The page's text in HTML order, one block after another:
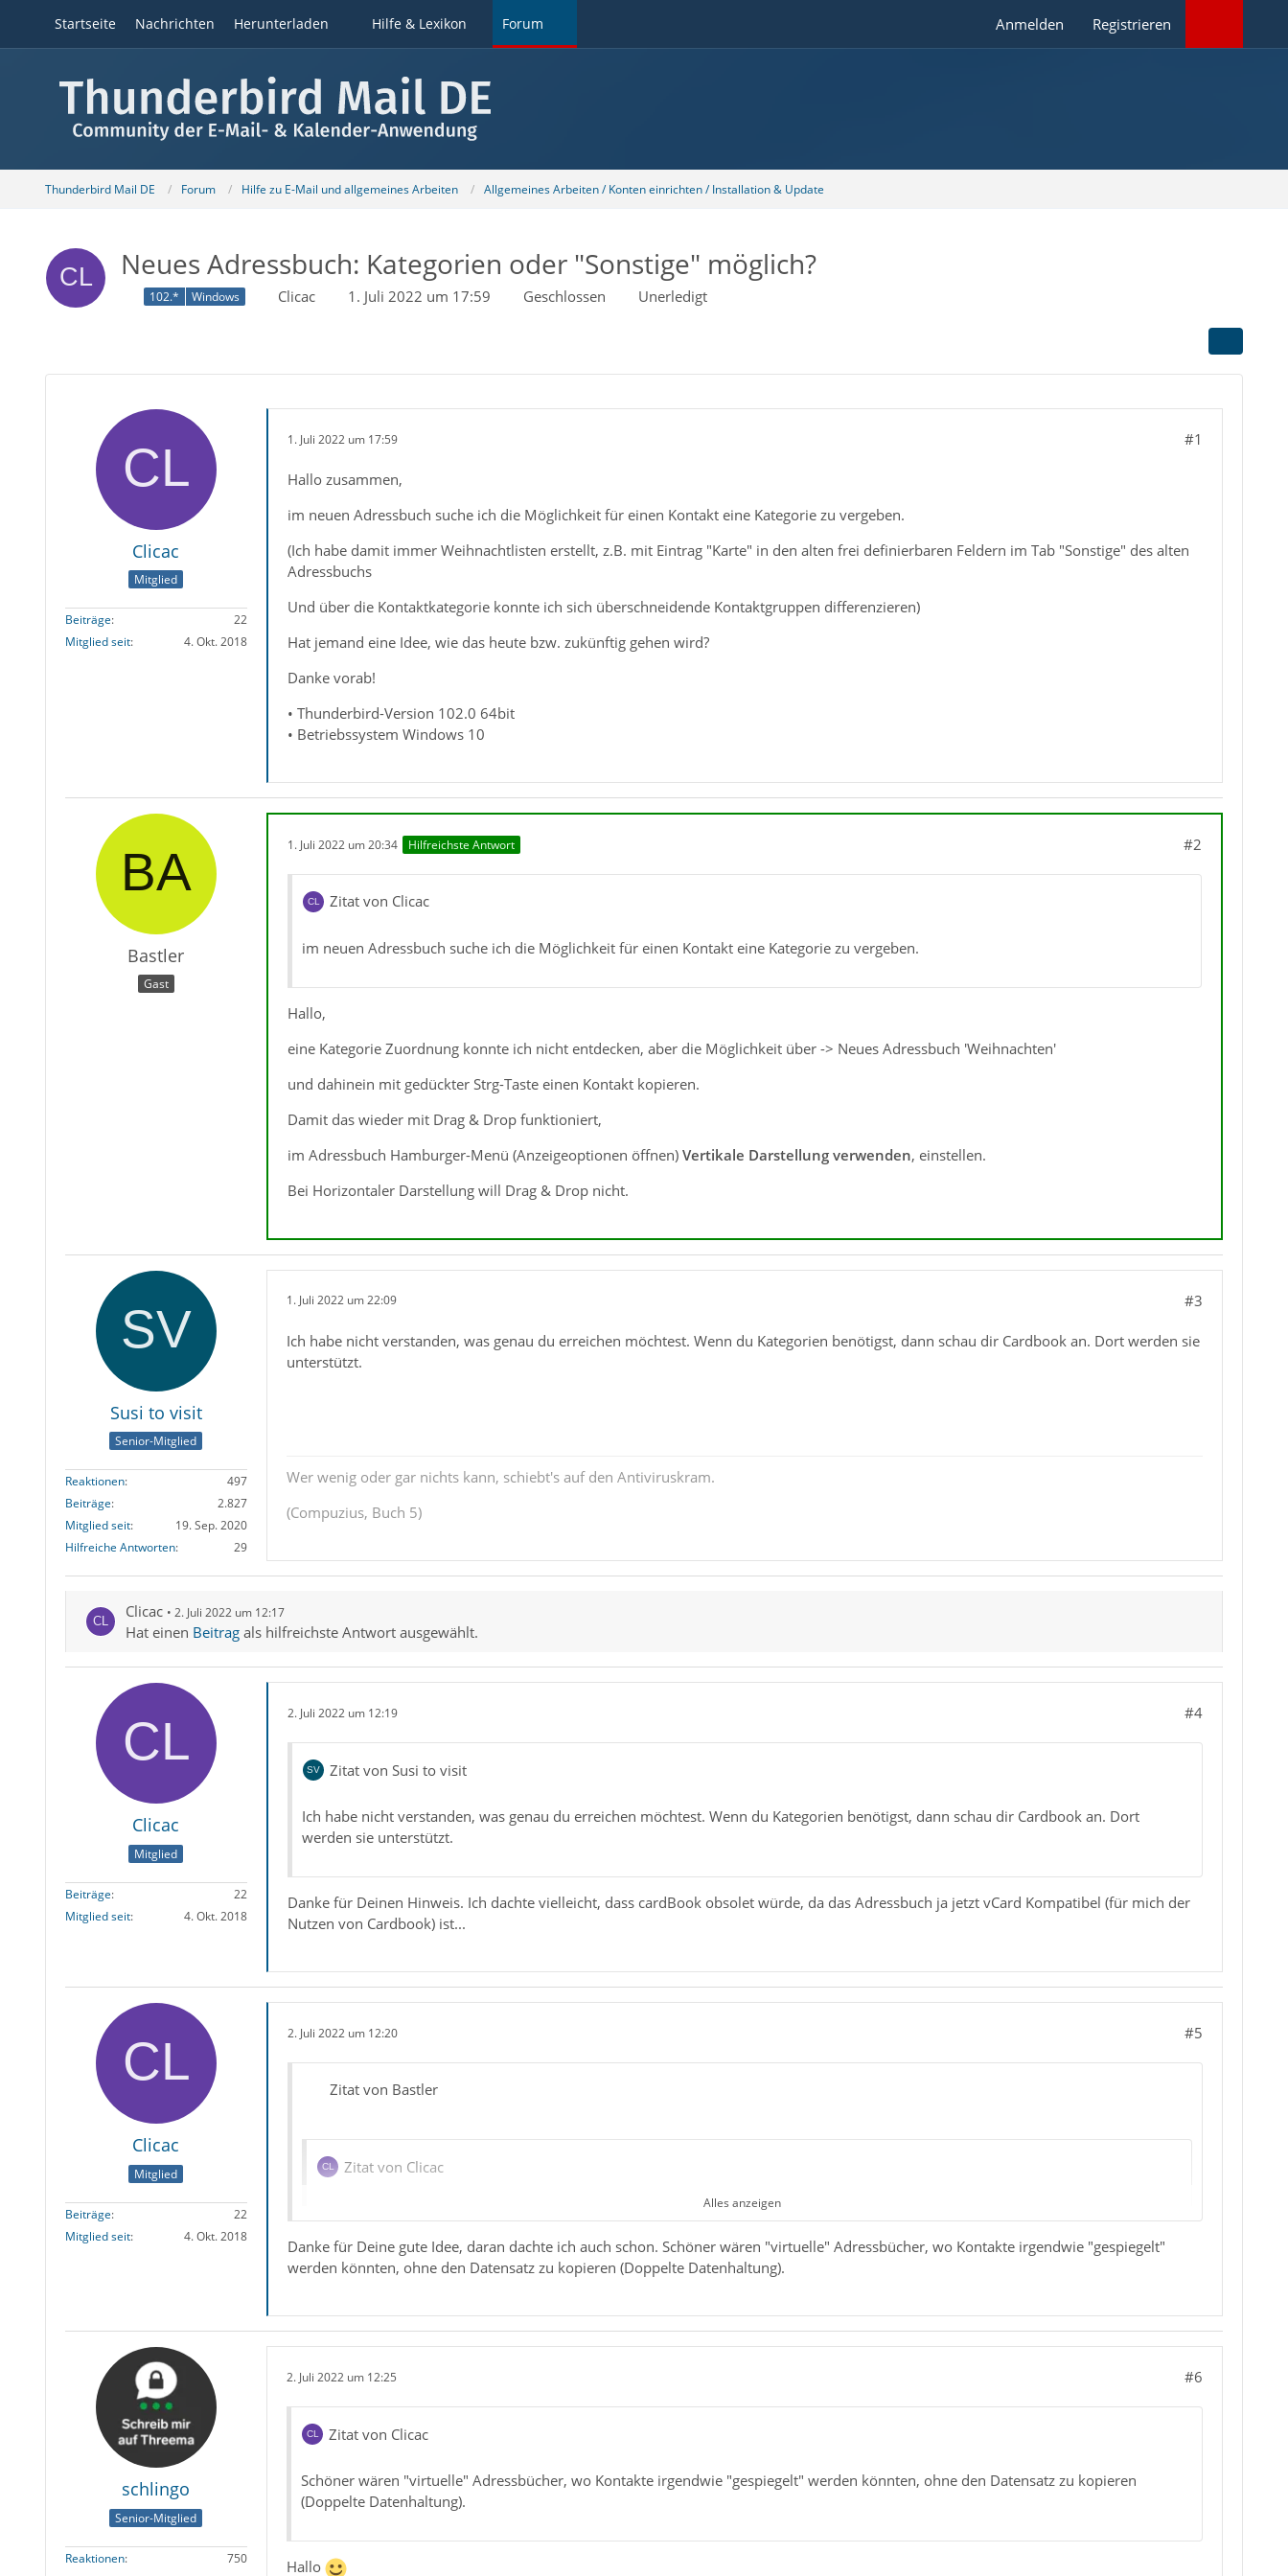
Startseite Nachrichten Herunterladen Hilfe & Lexikon Forum Anmelden Registrieren
Thunderbird Mail DE Forum Hilfe zu E-Mail und allgemeines Arbeiten Allgemeines Arbeiten / Konten einrichten / Installation & Update
Neues Adressbuch: Kategorien oder "Sonstige" möglich?
102.* Windows Clicac 1. Juli 2022 um 17:59 Geschlossen Unerledigt
Clicac
Mitglied
Beiträge
22
Mitglied seit
4. Okt. 2018
1. Juli 2022 um 17:59 #1
Hallo zusammen,
im neuen Adressbuch suche ich die Möglichkeit für einen Kontakt eine Kategorie zu vergeben.
(Ich habe damit immer Weihnachtlisten erstellt, z.B. mit Eintrag "Karte" in den alten frei definierbaren Feldern im Tab "Sonstige" des alten
Adressbuchs
Und über die Kontaktkategorie konnte ich sich überschneidende Kontaktgruppen differenzieren)
Hat jemand eine Idee, wie das heute bzw. zukünftig gehen wird?
Danke vorab!
• Thunderbird-Version 102.0 64bit
• Betriebssystem Windows 10
Bastler
Gast
1. Juli 2022 um 20:34 Hilfreichste Antwort #2
Zitat von Clicac
im neuen Adressbuch suche ich die Möglichkeit für einen Kontakt eine Kategorie zu vergeben.
Hallo,
eine Kategorie Zuordnung konnte ich nicht entdecken, aber die Möglichkeit über -> Neues Adressbuch 'Weihnachten'
und dahinein mit gedückter Strg-Taste einen Kontakt kopieren.
Damit das wieder mit Drag & Drop funktioniert,
im Adressbuch Hamburger-Menü (Anzeigeoptionen öffnen) Vertikale Darstellungverwenden, einstellen.
Bei Horizontaler Darstellung will Drag & Drop nicht.
Susi to visit
Senior-Mitglied
Reaktionen
497
Beiträge
2.827
Mitglied seit
19. Sep. 2020
Hilfreiche Antworten
29
1. Juli 2022 um 22:09 #3
Ich habe nicht verstanden, was genau du erreichen möchtest. Wenn du Kategorien benötigst, dann schau dir Cardbook an. Dort werden sie
unterstützt.
Wer wenig oder gar nichts kann, schiebt's auf den Antiviruskram.
(Compuzius, Buch 5)
Clicac 2. Juli 2022 um 12:17
Hat einen Beitragals hilfreichste Antwort ausgewählt.
Clicac
Mitglied
Beiträge
22
Mitglied seit
4. Okt. 2018
2. Juli 2022 um 12:19 #4
Zitat von Susi to visit
Ich habe nicht verstanden, was genau du erreichen möchtest. Wenn du Kategorien benötigst, dann schau dir Cardbook an. Dort
werden sie unterstützt.
Danke für Deinen Hinweis. Ich dachte vielleicht, dass cardBook obsolet würde, da das Adressbuch ja jetzt vCard Kompatibel (für mich der
Nutzen von Cardbook) ist...
Clicac
Mitglied
Beiträge
22
Mitglied seit
4. Okt. 2018
2. Juli 2022 um 12:20 #5
Zitat von Bastler
Zitat von Clicac
im neuen Adressbuch suche ich die Möglichkeit für einen Kontakt eine Kategorie zu vergeben.
eine Kategorie Zuordnung konnte ich nicht entdecken, aber die Möglichkeit über -> Neues Adressbuch 'Weihnachten'
Damit das wieder mit Drag & Drop funktioniert,
im Adressbuch Hamburger-Menü (Anzeigeoptionen öffnen)Vertikale Darstellungverwenden , einstellen.
Bei Horizontaler Darstellung will Drag & Drop nicht.
Alles anzeigen
Danke für Deine gute Idee, daran dachte ich auch schon. Schöner wären "virtuelle" Adressbücher, wo Kontakte irgendwie "gespiegelt"
werden könnten, ohne den Datensatz zu kopieren (Doppelte Datenhaltung).
schlingo
Senior-Mitglied
Reaktionen
750
2. Juli 2022 um 12:25 #6
Zitat von Clicac
Schöner wären "virtuelle" Adressbücher, wo Kontakte irgendwie "gespiegelt" werden könnten, ohne den Datensatz zu kopieren
(Doppelte Datenhaltung).
Hallo